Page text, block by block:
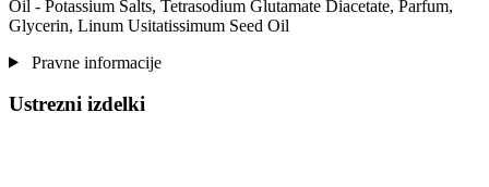
Oil - Potassium Salts, Tetrasodium Glutamate Diacetate, Parfum,
Glycerin, Linum Usitatissimum Seed Oil
Pravne informacije
Ustrezni izdelki